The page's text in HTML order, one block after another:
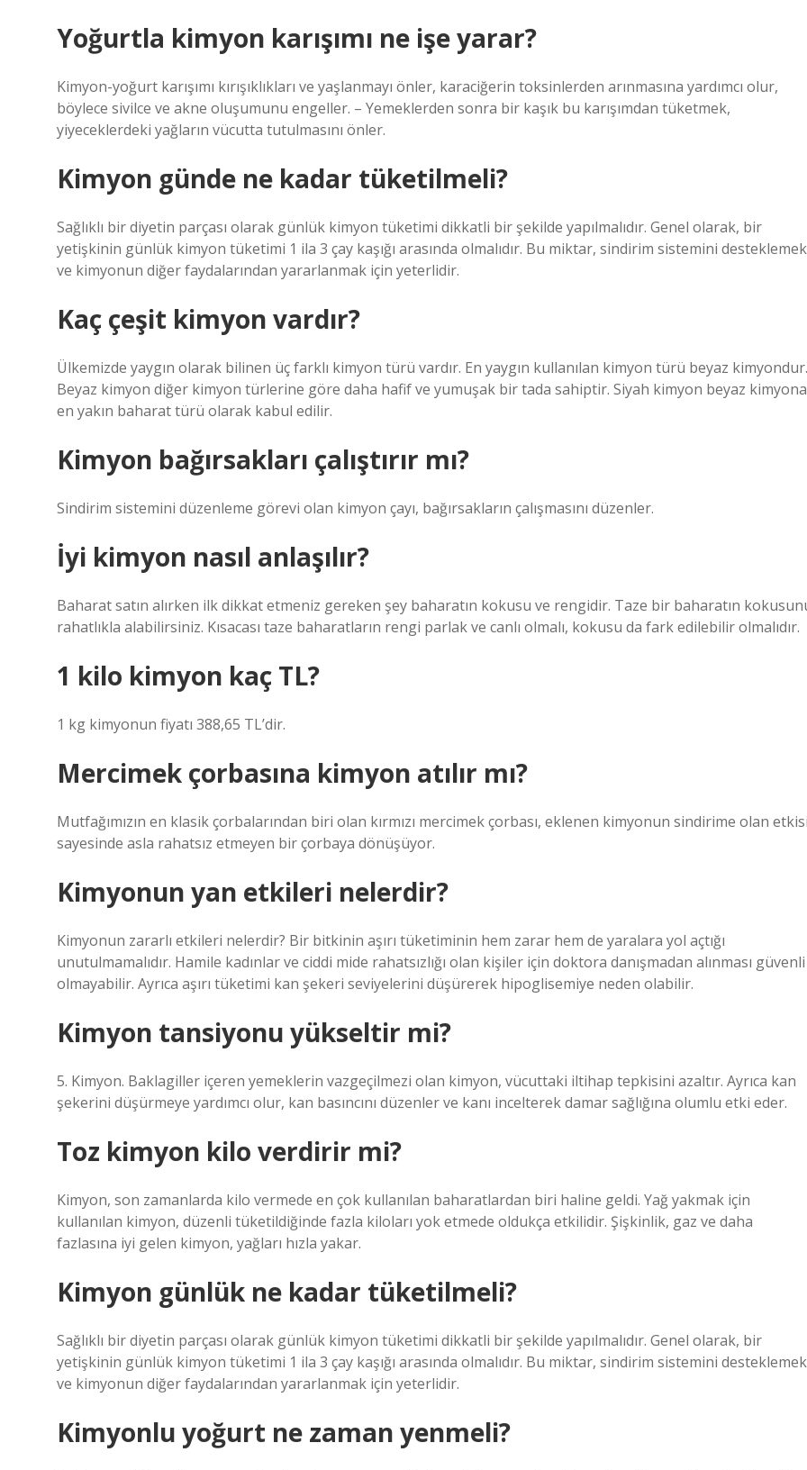
Yoğurtla kimyon karışımı ne işe yarar?
Kimyon-yoğurt karışımı kırışıklıkları ve yaşlanmayı önler, karaciğerin toksinlerden arınmasına yardımcı olur,
böylece sivilce ve akne oluşumunu engeller. – Yemeklerden sonra bir kaşık bu karışımdan tüketmek,
yiyeceklerdeki yağların vücutta tutulmasını önler.
Kimyon günde ne kadar tüketilmeli?
Sağlıklı bir diyetin parçası olarak günlük kimyon tüketimi dikkatli bir şekilde yapılmalıdır. Genel olarak, bir
yetişkinin günlük kimyon tüketimi 1 ila 3 çay kaşığı arasında olmalıdır. Bu miktar, sindirim sistemini desteklemek
ve kimyonun diğer faydalarından yararlanmak için yeterlidir.
Kaç çeşit kimyon vardır?
Ülkemizde yaygın olarak bilinen üç farklı kimyon türü vardır. En yaygın kullanılan kimyon türü beyaz kimyondur.
Beyaz kimyon diğer kimyon türlerine göre daha hafif ve yumuşak bir tada sahiptir. Siyah kimyon beyaz kimyona
en yakın baharat türü olarak kabul edilir.
Kimyon bağırsakları çalıştırır mı?
Sindirim sistemini düzenleme görevi olan kimyon çayı, bağırsakların çalışmasını düzenler.
İyi kimyon nasıl anlaşılır?
Baharat satın alırken ilk dikkat etmeniz gereken şey baharatın kokusu ve rengidir. Taze bir baharatın
rahatlıkla alabilirsiniz. Kısacası taze baharatların rengi parlak ve canlı olmalı, kokusu da fark edilebilir olmalıdır.
1 kilo kimyon kaç TL?
1 kg kimyonun fiyatı 388,65 TL’dir.
Mercimek çorbasına kimyon atılır mı?
Mutfağımızın en klasik çorbalarından biri olan kırmızı mercimek çorbası, eklenen kimyonun sindirime olan
sayesinde asla rahatsız etmeyen bir çorbaya dönüşüyor.
Kimyonun yan etkileri nelerdir?
Kimyonun zararlı etkileri nelerdir? Bir bitkinin aşırı tüketiminin hem zarar hem de yaralara yol açtığı
unutulmamalıdır. Hamile kadınlar ve ciddi mide rahatsızlığı olan kişiler için doktora danışmadan alınması güvenli
olmayabilir. Ayrıca aşırı tüketimi kan şekeri seviyelerini düşürerek hipoglisemiye neden olabilir.
Kimyon tansiyonu yükseltir mi?
5. Kimyon. Baklagiller içeren yemeklerin vazgeçilmezi olan kimyon, vücuttaki iltihap tepkisini azaltır. Ayrıca kan
şekerini düşürmeye yardımcı olur, kan basıncını düzenler ve kanı incelterek damar sağlığına olumlu etki eder.
Toz kimyon kilo verdirir mi?
Kimyon, son zamanlarda kilo vermede en çok kullanılan baharatlardan biri haline geldi. Yağ yakmak için
kullanılan kimyon, düzenli tüketildiğinde fazla kiloları yok etmede oldukça etkilidir. Şişkinlik, gaz ve daha
fazlasına iyi gelen kimyon, yağları hızla yakar.
Kimyon günlük ne kadar tüketilmeli?
Sağlıklı bir diyetin parçası olarak günlük kimyon tüketimi dikkatli bir şekilde yapılmalıdır. Genel olarak, bir
yetişkinin günlük kimyon tüketimi 1 ila 3 çay kaşığı arasında olmalıdır. Bu miktar, sindirim sistemini desteklemek
ve kimyonun diğer faydalarından yararlanmak için yeterlidir.
Kimyonlu yoğurt ne zaman yenmeli?